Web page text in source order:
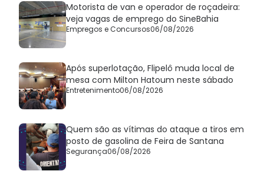
Motorista de van e operador de roçadeira:
veja vagas de emprego do SineBahia
Empregos e Concursos06/08/2026
Após superlotação, Flipelô muda local de
mesa com Milton Hatoum neste sábado
Entretenimento06/08/2026
Quem são as vítimas do ataque a tiros em
posto de gasolina de Feira de Santana
Segurança06/08/2026